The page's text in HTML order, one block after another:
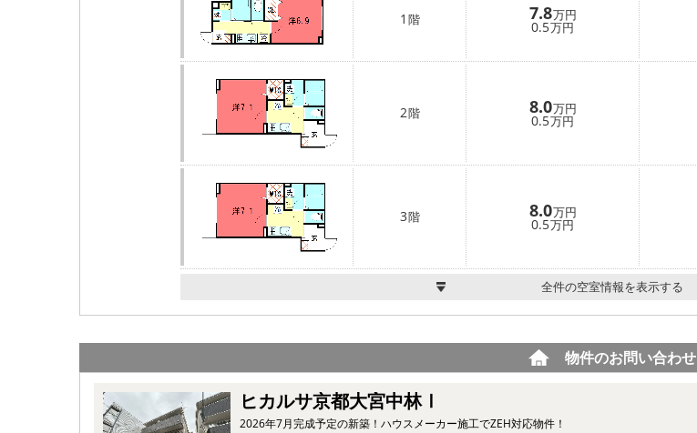
1 階 7.8万円
0.5万円
2階 8.0万円
0.5万円
3階 8.0万円
0.5万円
全件の空室情報を表示する
物件のお問い合わせ
ヒカルサ京都大宮中林Ⅰ
2026年7月完成予定の新築！ハウスメーカー施工でZEH対応物件！